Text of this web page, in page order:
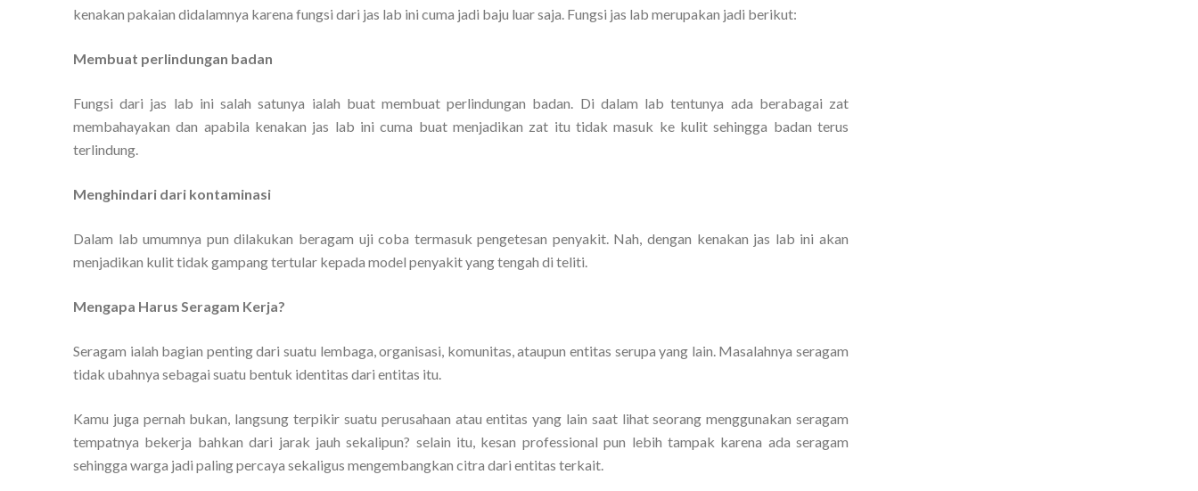
kenakan pakaian didalamnya karena fungsi dari jas lab ini cuma jadi baju luar saja. Fungsi jas lab merupakan jadi berikut:
Membuat perlindungan badan
Fungsi dari jas lab ini salah satunya ialah buat membuat perlindungan badan. Di dalam lab tentunya ada berabagai zat
membahayakan dan apabila kenakan jas lab ini cuma buat menjadikan zat itu tidak masuk ke kulit sehingga badan terus
terlindung.
Menghindari dari kontaminasi
Dalam lab umumnya pun dilakukan beragam uji coba termasuk pengetesan penyakit. Nah, dengan kenakan jas lab ini akan
menjadikan kulit tidak gampang tertular kepada model penyakit yang tengah di teliti.
Mengapa Harus Seragam Kerja?
Seragam ialah bagian penting dari suatu lembaga, organisasi, komunitas, ataupun entitas serupa yang lain. Masalahnya seragam
tidak ubahnya sebagai suatu bentuk identitas dari entitas itu.
Kamu juga pernah bukan, langsung terpikir suatu perusahaan atau entitas yang lain saat lihat seorang menggunakan seragam
tempatnya bekerja bahkan dari jarak jauh sekalipun? selain itu, kesan professional pun lebih tampak karena ada seragam
sehingga warga jadi paling percaya sekaligus mengembangkan citra dari entitas terkait.